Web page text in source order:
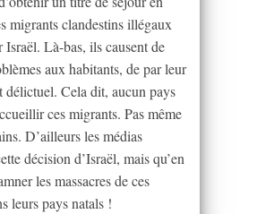
migrants clandestins illégaux
Là-bas, ils causent de
aux habitants, de par leur
délictuel. Cela dit, aucun pays
ces migrants. Pas même
D’ailleurs les médias
décision d’Israël, mais qu’en
les massacres de ces
leurs pays natals !